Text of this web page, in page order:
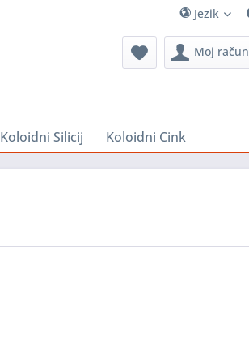
Jezik
Moj račun
Koloidni Silicij Koloidni Cink